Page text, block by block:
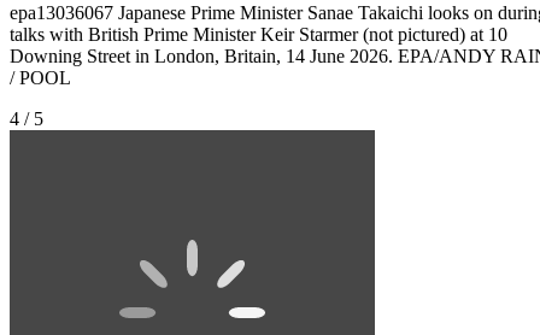
epa13036067 Japanese Prime Minister Sanae Takaichi looks on
talks with British Prime Minister Keir Starmer (not pictured) at 10
Downing Street in London, Britain, 14 June 2026. EPA/ANDY
/ POOL
4 / 5